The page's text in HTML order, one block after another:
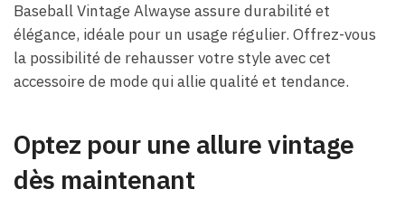
Baseball Vintage Alwayse assure durabilité et
élégance, idéale pour un usage régulier. Offrez-vous
la possibilité de rehausser votre style avec cet
accessoire de mode qui allie qualité et tendance.
Optez pour une allure vintage
dès maintenant